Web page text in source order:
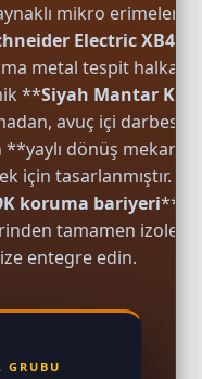
mikro erimelere
Electric
metal tespit
**Siyah Mantar Kafa
avuç içi
**yaylı dönüş
için tasarlanmıştır.
koruma bariyeri**
tamamen izole
entegre edin.